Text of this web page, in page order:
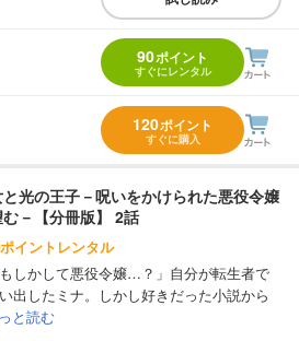
90ポイント
すぐにレンタル
120ポイント
すぐに購入
光の王子－呪いをかけられた悪役令嬢
－【分冊版】 2話
イントレンタル
もしかして悪役令嬢…？」自分が転生者で
出したミナ。しかし好きだった小説から
と読む